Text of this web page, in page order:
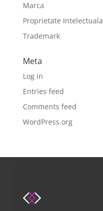
Marca
Proprietate Intelectuala
Trademark
Meta
Log in
Entries feed
Comments feed
WordPress.org